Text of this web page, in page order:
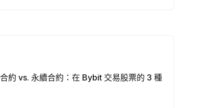
$1000
約 vs. 永續合約：在 Bybit 交易股票的 3 種